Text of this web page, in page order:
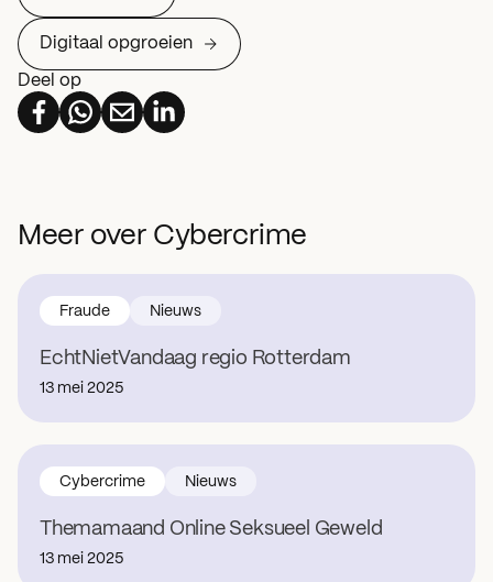
Digitaal opgroeien
Deel op
Meer over Cybercrime
EchtNietVandaag regio Rotterdam
Fraude Nieuws
13 mei 2025
Themamaand Online Seksueel Geweld
Cybercrime Nieuws
13 mei 2025